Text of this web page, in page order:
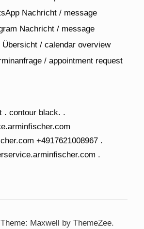
Maxwell by ThemeZee.